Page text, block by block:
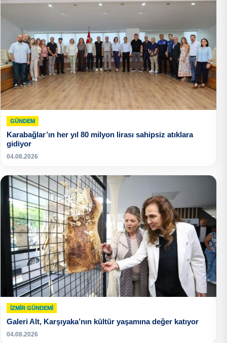
GÜNDEM
Karabağlar’ın her yıl 80 milyon lirası sahipsiz atıklara
gidiyor
04.08.2026
İZMIR GÜNDEMI
Galeri Alt, Karşıyaka’nın kültür yaşamına değer katıyor
04.08.2026